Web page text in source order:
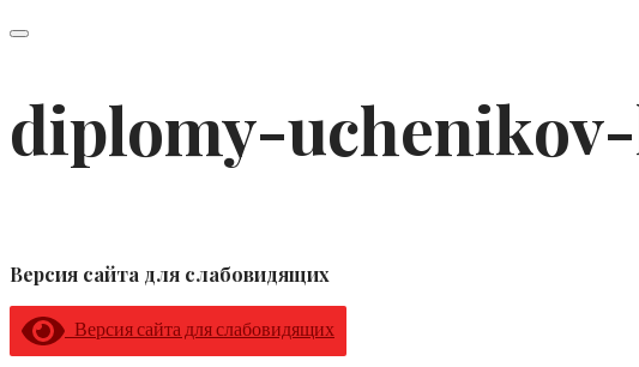
diplomy-
Версия сайта для слабовидящих
Версия сайта для слабовидящих